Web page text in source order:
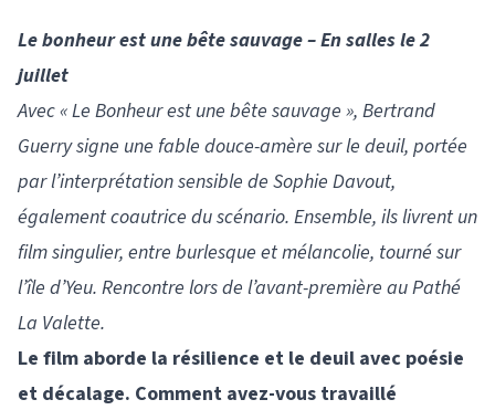
Le bonheur est une bête sauvage – En salles le 2
juillet
Avec « Le Bonheur est une bête sauvage », Bertrand
Guerry signe une fable douce-amère sur le deuil, portée
par l’interprétation sensible de Sophie Davout,
également coautrice du scénario. Ensemble, ils livrent un
film singulier, entre burlesque et mélancolie, tourné sur
l’île d’Yeu. Rencontre lors de l’avant-première au Pathé
La Valette.
Le film aborde la résilience et le deuil avec poésie
et décalage. Comment avez-vous travaillé